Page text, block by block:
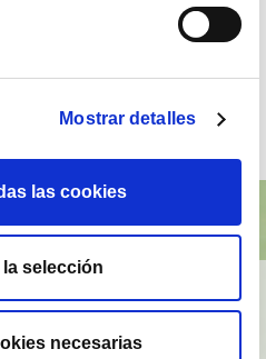
Mostrar detalles
las cookies
la selección
necesarias
Cobas AM Primer Semestre
financiera
finalidadacompañar